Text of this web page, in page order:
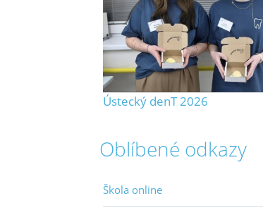
Ústecký denT 2026
Oblíbené odkazy
Škola online